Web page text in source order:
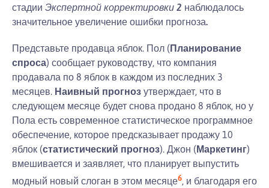
стадии Экспертной корректировки 2 наблюдалось
значительное увеличение ошибки прогноза.
Представьте продавца яблок. Пол (Планирование
спроса) сообщает руководству, что компания
продавала по 8 яблок в каждом из последних 3
месяцев. Наивный прогноз утверждает, что в
следующем месяце будет снова продано 8 яблок, но у
Пола есть современное статистическое программное
обеспечение, которое предсказывает продажу 10
яблок (статистический прогноз). Джон (Маркетинг)
вмешивается и заявляет, что планирует выпустить
модный новый слоган в этом месяце6, и благодаря его